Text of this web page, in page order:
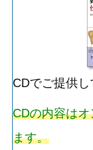
CDでご提供し
CDの内容は
ます。